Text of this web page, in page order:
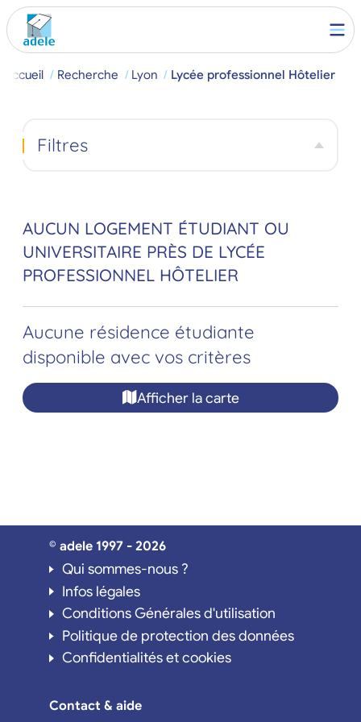
Accueil Recherche Lyon Lycée professionnel Hôtelier
AUCUN LOGEMENT ÉTUDIANT OU
UNIVERSITAIRE PRÈS DE LYCÉE
PROFESSIONNEL HÔTELIER
Aucune résidence étudiante
disponible avec vos critères
Afficher la carte
Filtres
© adele 1997 - 2026
Qui sommes-nous ?
Infos légales
Conditions Générales d'utilisation
Politique de protection des données
Confidentialités et cookies
Contact & aide